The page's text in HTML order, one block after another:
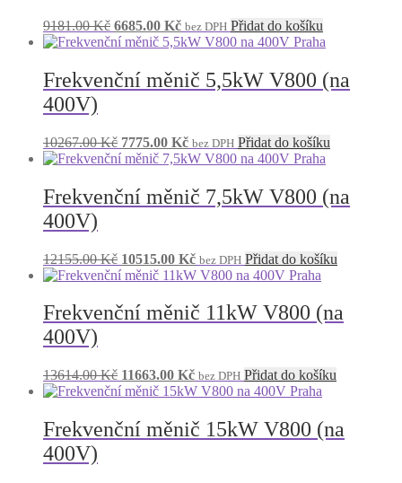
9181.00Kč Původní
cena
9181.00 Kč.
6685.00 KčAktuální
cena
6685.00 Kč.
bez DPH Přidat do košíku
Frekvenční měnič 5,5kW V800 (na
400V)
10267.00Kč Původní
cena
10267.00 Kč.
7775.00 KčAktuální
cena
7775.00 Kč.
bez DPH Přidat do košíku
Frekvenční měnič 7,5kW V800 (na
400V)
12155.00Kč Původní
cena
12155.00 Kč.
10515.00 KčAktuální
cena
10515.00 Kč.
bez DPH Přidat do košíku
Frekvenční měnič 11kW V800 (na
400V)
13614.00Kč Původní
cena
13614.00 Kč.
11663.00 KčAktuální
cena
11663.00 Kč.
bez DPH Přidat do košíku
Frekvenční měnič 15kW V800 (na
400V)